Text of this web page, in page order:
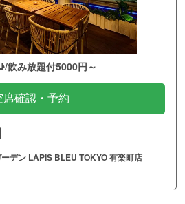
飲み放題付5000円～
席確認・予約
デン LAPIS BLEU TOKYO 有楽町店